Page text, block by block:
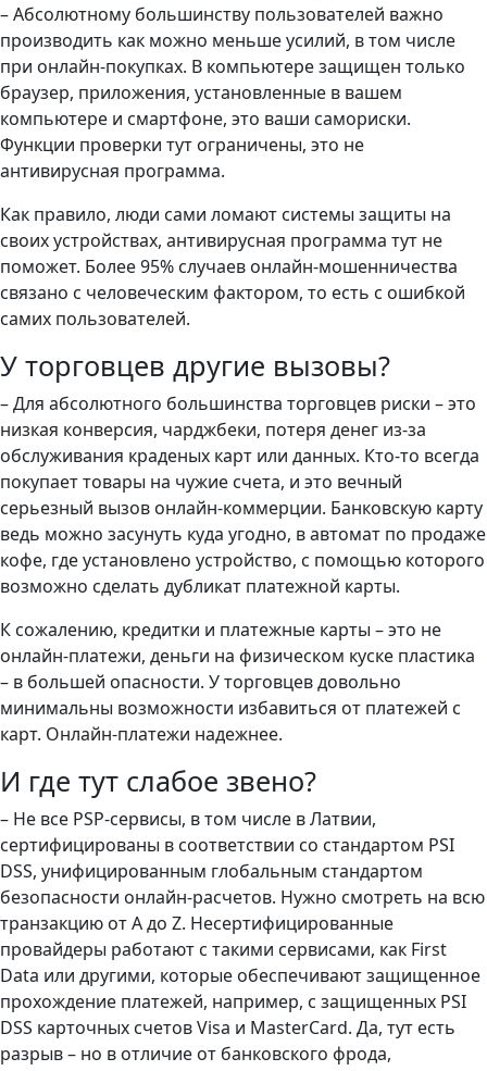
– Абсолютному большинству пользователей важно
производить как можно меньше усилий, в том числе
при онлайн-покупках. В компьютере защищен только
браузер, приложения, установленные в вашем
компьютере и смартфоне, это ваши самориски.
Функции проверки тут ограничены, это не
антивирусная программа.
Как правило, люди сами ломают системы защиты на
своих устройствах, антивирусная программа тут не
поможет. Более 95% случаев онлайн-мошенничества
связано с человеческим фактором, то есть с ошибкой
самих пользователей.
У торговцев другие вызовы?
– Для абсолютного большинства торговцев риски – это
низкая конверсия, чарджбеки, потеря денег из-за
обслуживания краденых карт или данных. Кто-то всегда
покупает товары на чужие счета, и это вечный
серьезный вызов онлайн-коммерции. Банковскую карту
ведь можно засунуть куда угодно, в автомат по продаже
кофе, где установлено устройство, с помощью которого
возможно сделать дубликат платежной карты.
К сожалению, кредитки и платежные карты – это не
онлайн-платежи, деньги на физическом куске пластика
– в большей опасности. У торговцев довольно
минимальны возможности избавиться от платежей с
карт. Онлайн-платежи надежнее.
И где тут слабое звено?
– Не все PSP-сервисы, в том числе в Латвии,
сертифицированы в соответствии со стандартом PSI
DSS, унифицированным глобальным стандартом
безопасности онлайн-расчетов. Нужно смотреть на всю
транзакцию от А до Z. Несертифицированные
провайдеры работают с такими сервисами, как First
Data или другими, которые обеспечивают защищенное
прохождение платежей, например, с защищенных PSI
DSS карточных счетов Visa и MasterCard. Да, тут есть
разрыв – но в отличие от банковского фрода,